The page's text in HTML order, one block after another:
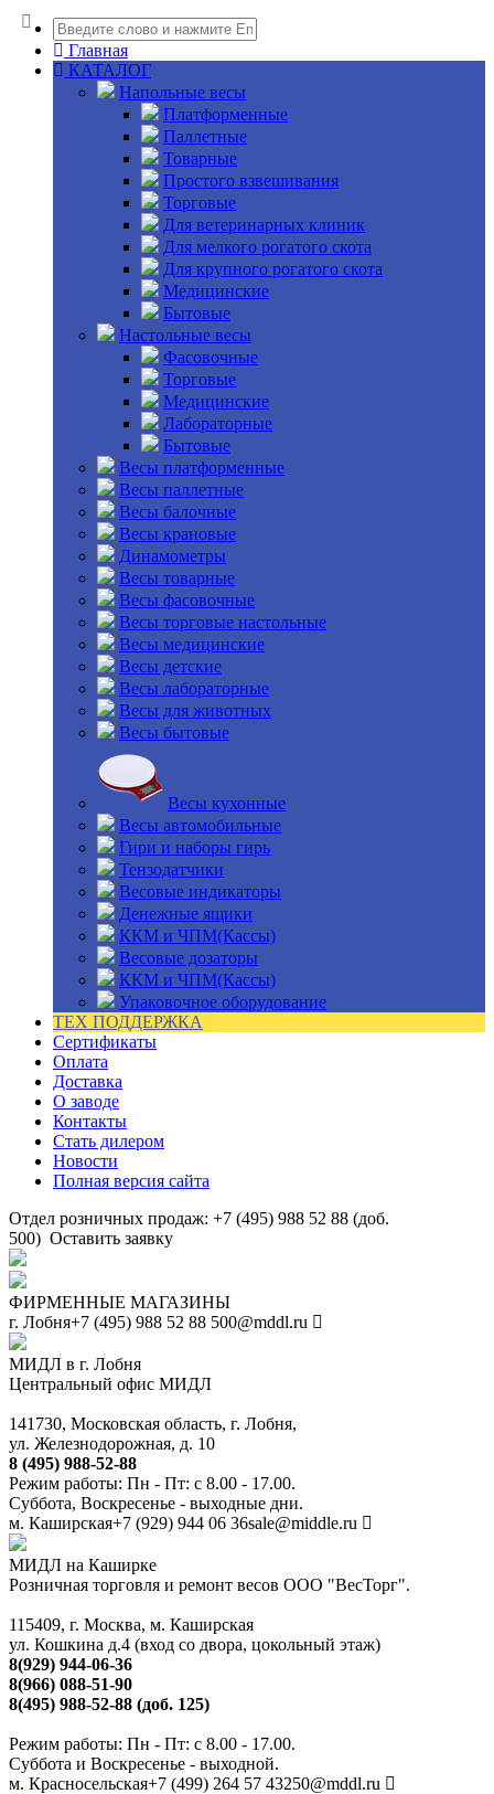
Главная
КАТАЛОГ
Напольные весы
Платформенные
Паллетные
Товарные
Простого взвешивания
Торговые
Для ветеринарных клиник
Для мелкого рогатого скота
Для крупного рогатого скота
Медицинские
Бытовые
Настольные весы
Фасовочные
Торговые
Медицинские
Лабораторные
Бытовые
Весы платформенные
Весы паллетные
Весы балочные
Весы крановые
Динамометры
Весы товарные
Весы фасовочные
Весы торговые настольные
Весы медицинские
Весы детские
Весы лабораторные
Весы для животных
Весы бытовые
Весы кухонные
Весы автомобильные
Гири и наборы гирь
Тензодатчики
Весовые индикаторы
Денежные ящики
ККМ и ЧПМ(Кассы)
Весовые дозаторы
ККМ и ЧПМ(Кассы)
Упаковочное оборудование
ТЕХ ПОДДЕРЖКА
Сертификаты
Оплата
Доставка
О заводе
Контакты
Стать дилером
Новости
Полная версия сайта
Отдел розничных продаж: +7 (495) 988 52 88 (доб.
500) Оставить заявку
ФИРМЕННЫЕ МАГАЗИНЫ
г. Лобня+7 (495) 988 52 88 500@mddl.ru
МИДЛ в г. Лобня
Центральный офис МИДЛ
141730, Московская область, г. Лобня,
ул. Железнодорожная, д. 10
8 (495) 988-52-88
Режим работы: Пн - Пт: с 8.00 - 17.00.
Суббота, Воскресенье - выходные дни.
м. Каширская+7 (929) 944 06 36sale@middle.ru
МИДЛ на Каширке
Розничная торговля и ремонт весов ООО "ВесТорг".
115409, г. Москва, м. Каширская
ул. Кошкина д.4 (вход со двора, цокольный этаж)
8(929) 944-06-36
8(966) 088-51-90
8(495) 988-52-88 (доб. 125)
Режим работы: Пн - Пт: с 8.00 - 17.00.
Суббота и Воскресенье - выходной.
м. Красносельская+7 (499) 264 57 43250@mddl.ru